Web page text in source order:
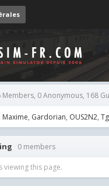
Members, 0 Anonymous, 168
Maxime Gardorian OUS2N2
0 members
viewing this page.